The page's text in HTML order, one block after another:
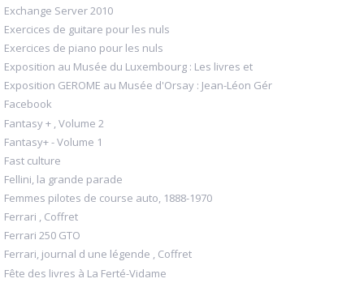
Exchange Server 2010
Exercices de guitare pour les nuls
Exercices de piano pour les nuls
Exposition au Musée du Luxembourg : Les livres et
Exposition GEROME au Musée d'Orsay : Jean-Léon Gér
Facebook
Fantasy + , Volume 2
Fantasy+ - Volume 1
Fast culture
Fellini, la grande parade
Femmes pilotes de course auto, 1888-1970
Ferrari , Coffret
Ferrari 250 GTO
Ferrari, journal d une légende , Coffret
Fête des livres à La Ferté-Vidame